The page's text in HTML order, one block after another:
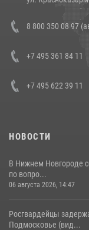
В Росгвардии прошла
боевого опыта
8 800 350 08 97
+7 495 361 84 11
+7 495 622 39 11
НОВОСТИ
В Нижнем Новгороде
по вопро...
06 августа 2026, 14:47
Росгвардейцы
Подмосковье (вид...